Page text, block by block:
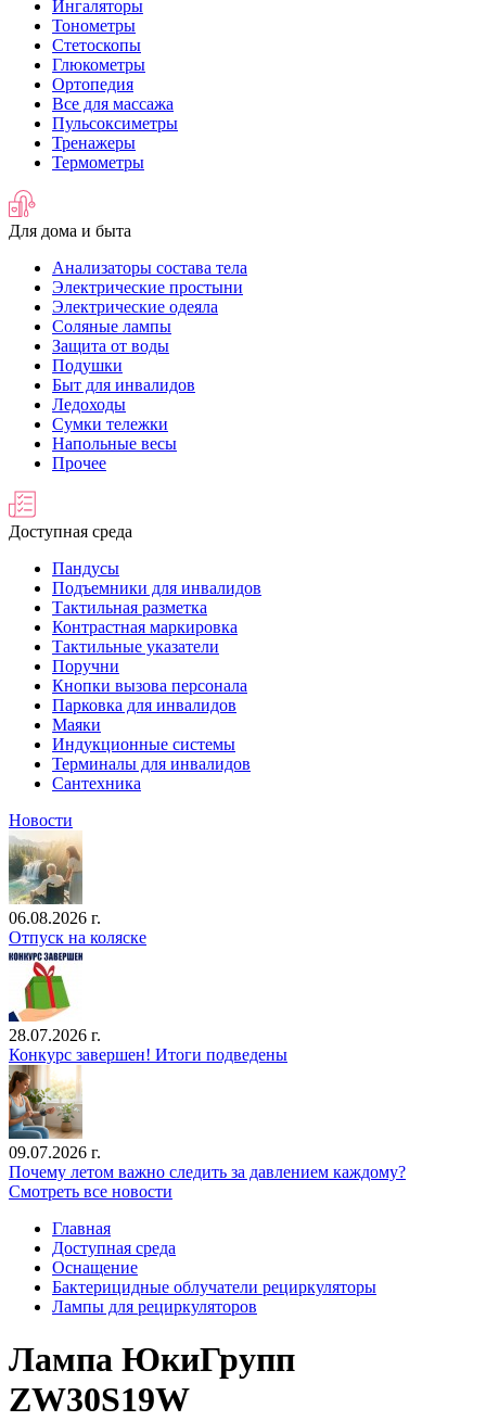
Ингаляторы
Тонометры
Стетоскопы
Глюкометры
Ортопедия
Все для массажа
Пульсоксиметры
Тренажеры
Термометры
Для дома и быта
Анализаторы состава тела
Электрические простыни
Электрические одеяла
Соляные лампы
Защита от воды
Подушки
Быт для инвалидов
Ледоходы
Сумки тележки
Напольные весы
Прочее
Доступная среда
Пандусы
Подъемники для инвалидов
Тактильная разметка
Контрастная маркировка
Тактильные указатели
Поручни
Кнопки вызова персонала
Парковка для инвалидов
Маяки
Индукционные системы
Терминалы для инвалидов
Сантехника
Новости
06.08.2026 г.
Отпуск на коляске
28.07.2026 г.
Конкурс завершен! Итоги подведены
09.07.2026 г.
Почему летом важно следить за давлением каждому?
Смотреть все новости
Главная
Доступная среда
Оснащение
Бактерицидные облучатели рециркуляторы
Лампы для рециркуляторов
Лампа ЮкиГрупп
ZW30S19W